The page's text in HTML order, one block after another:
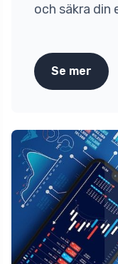
och säkra din
Se mer